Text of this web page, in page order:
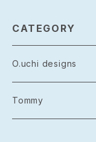
CATEGORY
O.uchi designs
レザー
Tommy